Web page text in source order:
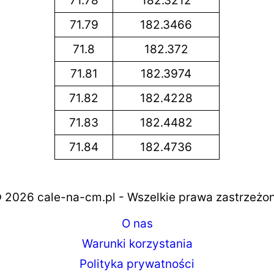
71.79
182.3466
71.8
182.372
71.81
182.3974
71.82
182.4228
71.83
182.4482
71.84
182.4736
cale-na-cm.pl - Wszelkie prawa
O nas
Warunki korzystania
Polityka prywatności